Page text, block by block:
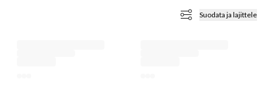
Suodata ja lajittele